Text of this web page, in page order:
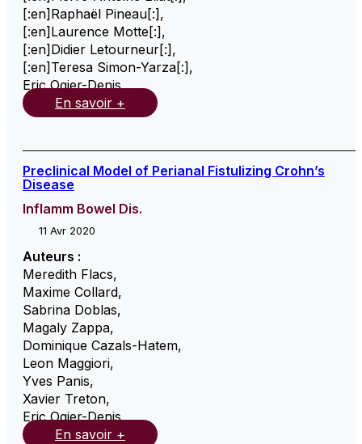
[:en]Raphaël Pineau[:] ,
[:en]Laurence Motte[:] ,
[:en]Didier Letourneur[:] ,
[:en]Teresa Simon-Yarza[:] ,
Eric Ogier-Denis,
En savoir +
Preclinical Model of Perianal Fistulizing Crohn’s
Disease
Inflamm Bowel Dis.
11 Avr 2020
Auteurs :
Meredith Flacs,
Maxime Collard,
Sabrina Doblas,
Magaly Zappa,
Dominique Cazals-Hatem,
Leon Maggiori,
Yves Panis,
Xavier Treton,
Eric Ogier-Denis,
En savoir +